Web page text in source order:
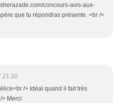
concours-avis-aux-
que tu répondras présente. <br />
21:10
/> Idéal quand il fait très
> Merci